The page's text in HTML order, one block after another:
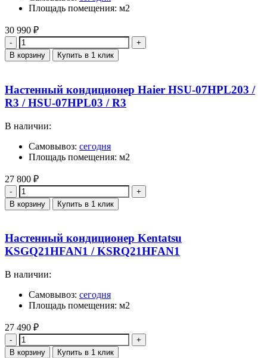
Площадь помещения: м2
30 990 ₽
Количество
В корзину Купить в 1 клик
Настенный кондиционер Haier HSU-07HPL203 /
R3 / HSU-07HPL03 / R3
В наличии:
Самовывоз: сегодня
Площадь помещения: м2
27 800 ₽
Количество
В корзину Купить в 1 клик
Настенный кондиционер Kentatsu
KSGQ21HFAN1 / KSRQ21HFAN1
В наличии:
Самовывоз: сегодня
Площадь помещения: м2
27 490 ₽
Количество
В корзину Купить в 1 клик